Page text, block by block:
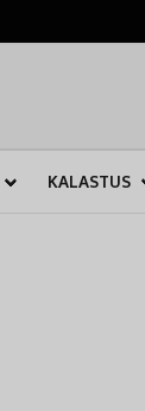
KALASTUS